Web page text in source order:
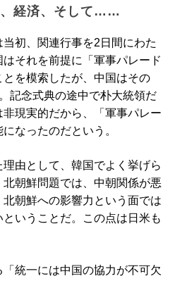
、経済、そして……
初、関連行事を2日間にわた
それを前提に「軍事パレード
を模索したが、中国はその
記念式典の途中で朴大統領だ
現実的だから、「軍事パレー
なったのだという。
由として、韓国でよく挙げら
朝鮮問題では、中朝関係が悪
朝鮮への影響力という面では
いうことだ。この点は日米も
統一には中国の協力が不可欠